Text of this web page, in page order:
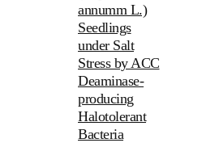
annumm L.)
Seedlings
under Salt
Stress by ACC
Deaminase-
producing
Halotolerant
Bacteria